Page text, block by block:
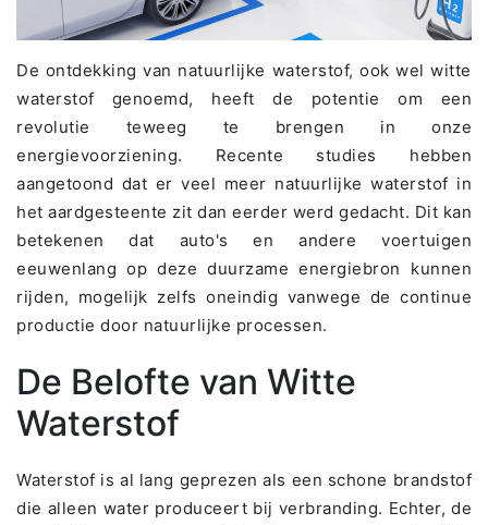
De ontdekking van natuurlijke waterstof, ook wel witte
waterstof genoemd, heeft de potentie om een
revolutie teweeg te brengen in onze
energievoorziening. Recente studies hebben
aangetoond dat er veel meer natuurlijke waterstof in
het aardgesteente zit dan eerder werd gedacht. Dit kan
betekenen dat auto's en andere voertuigen
eeuwenlang op deze duurzame energiebron kunnen
rijden, mogelijk zelfs oneindig vanwege de continue
productie door natuurlijke processen.
De Belofte van Witte
Waterstof
Waterstof is al lang geprezen als een schone brandstof
die alleen water produceert bij verbranding. Echter, de